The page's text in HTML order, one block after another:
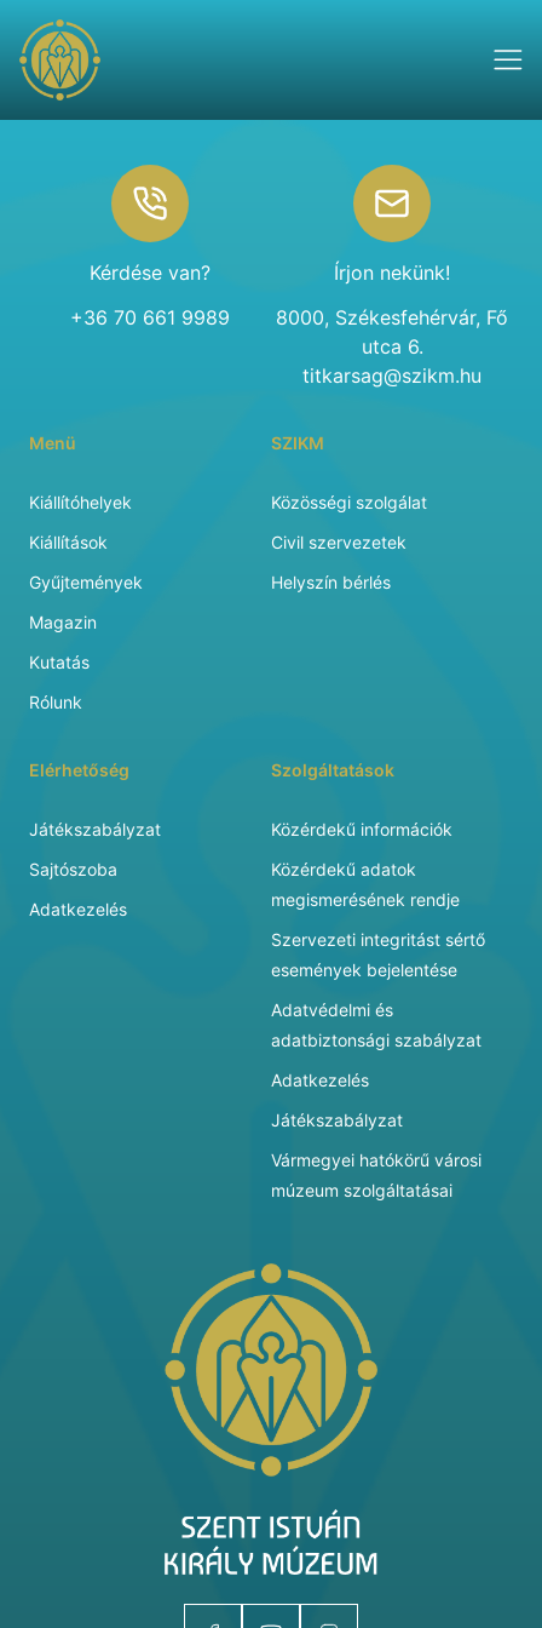
Kérdése van?
+36 70 661 9989
Írjon nekünk!
8000, Székesfehérvár, Fő
utca 6.
titkarsag@szikm.hu
Menü
Kiállítóhelyek
Kiállítások
Gyűjtemények
Magazin
Kutatás
Rólunk
SZIKM
Közösségi szolgálat
Civil szervezetek
Helyszín bérlés
Elérhetőség
Játékszabályzat
Sajtószoba
Adatkezelés
Szolgáltatások
Közérdekű információk
Közérdekű adatok
megismerésének rendje
Szervezeti integritást sértő
események bejelentése
Adatvédelmi és
adatbiztonsági szabályzat
Adatkezelés
Játékszabályzat
Vármegyei hatókörű városi
múzeum szolgáltatásai